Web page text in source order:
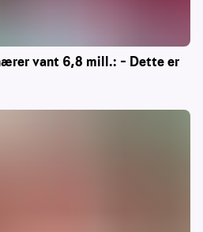
vant 6,8 mill.: – Dette er